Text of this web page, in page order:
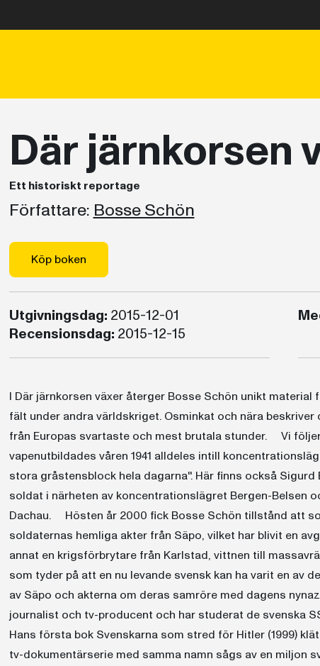
Där järnkorsen
Ett historiskt reportage
Författare: Bosse Schön
Köp boken
Utgivningsdag: 2015-12-01
Recensionsdag: 2015-12-15
I Där järnkorsen växer återger Bosse Schön unikt
fält under andra världskriget. Osminkat och nära
från Europas svartaste och mest brutala stunder. Vi
vapenutbildades våren 1941 alldeles intill
stora gråstensblock hela dagarna''. Här finns också
soldat i närheten av koncentrationslägret Bergen-Belsen
Dachau. Hösten år 2000 fick Bosse Schön tillstånd att
soldaternas hemliga akter från Säpo, vilket har blivit en
annat en krigsförbrytare från Karlstad, vittnen till
som tyder på att en nu levande svensk kan ha varit en av
av Säpo och akterna om deras samröre med dagens
journalist och tv-producent och har studerat de svenska
Hans första bok Svenskarna som stred för Hitler (1999)
tv-dokumentärserie med samma namn sågs av en miljon